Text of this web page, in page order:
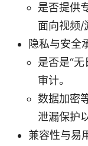
是否提供
面向视频/
隐私与安全
是否是“
审计。
数据加密
泄漏保护
兼容性与易